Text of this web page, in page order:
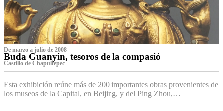
De marzo a julio de 2008
Buda Guanyin, tesoros de la compasió
Castillo de Chapultepec
Esta exhibición reúne más de 200 importantes obras provenientes de
los museos de la Capital, en Beijing, y del Ping Zhou,…